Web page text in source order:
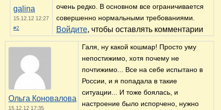
galina
15.12.12 12:27
#2
очень редко. В основном все ограничивается
совершенно нормальными требованиями.
Войдите, чтобы оставлять комментарии
Ольга Коновалова
15.12.12 17:35
Галя, ну какой кошмар! Просто уму
непостижимо, хотя почему не
почтижимо... Все на себе испытано в
России, и я попадала в такие
ситуации... И тоже боялась, и
настроение было испорчено, нужно